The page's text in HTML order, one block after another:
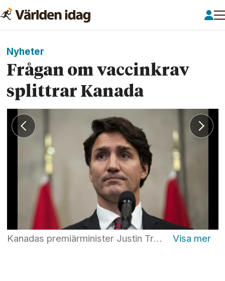
Nyheter
Frågan om vaccinkrav
splittrar Kanada
Kanadas premiärminister Justin Trudeau meddelade i onsdags att krav på vaccination ska införas för bland andra federalt anställda. Foto: Justin Tang AP/TT